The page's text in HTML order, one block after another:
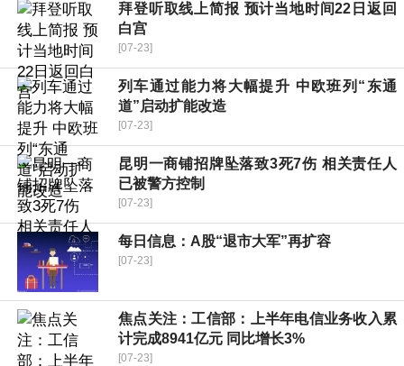
拜登听取线上简报 预计当地时间22日返回
白宫
[07-23]
列车通过能力将大幅提升 中欧班列“东通
道”启动扩能改造
[07-23]
昆明一商铺招牌坠落致3死7伤 相关责任人
已被警方控制
[07-23]
每日信息：A股“退市大军”再扩容
[07-23]
焦点关注：工信部：上半年电信业务收入累
计完成8941亿元 同比增长3%
[07-23]